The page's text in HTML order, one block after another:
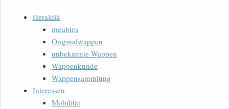
Heraldik
meubles
Originalwappen
unbekannte Wappen
Wappenkunde
Wappensammlung
Interessen
Mobilität